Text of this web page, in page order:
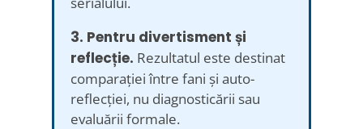
3. Pentru divertisment și
reflecție. Rezultatul este destinat
comparației între fani și auto-
reflecției, nu diagnosticării sau
evaluării formale.